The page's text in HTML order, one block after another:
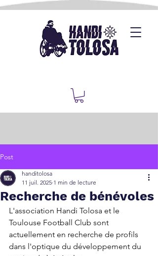
Post
Recherche de bénévoles
handitolosa
11 juil. 2025 1 min de lecture
L'association Handi Tolosa et le
Toulouse Football Club sont
actuellement en recherche de profils
dans l'optique du développement du